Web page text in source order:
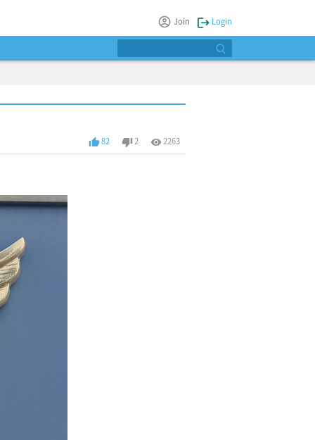
Join Login
82 2 2263